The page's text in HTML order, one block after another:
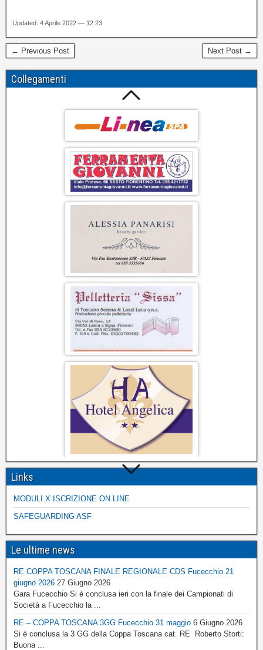
Updated: 4 Aprile 2022 — 12:23
← Previous Post Next Post →
Collegamenti
Links
MODULI X ISCRIZIONE ON LINE
SAFEGUARDING ASF
Le ultime news
RE COPPA TOSCANA FINALE REGIONALE CDS Fucecchio 21
giugno 2026 27 Giugno 2026
Gara Fucecchio Si è conclusa ieri con la finale dei Campionati di
Società a Fucecchio la ...
RE – COPPA TOSCANA 3GG Fucecchio 31 maggio 6 Giugno 2026
Si è conclusa la 3 GG della Coppa Toscana cat. RE Roberto Storti:
Buona ...